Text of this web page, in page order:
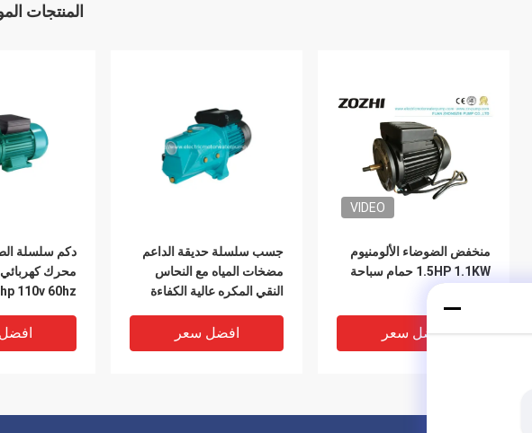
المنتجات
دكم سلسلة
محرك
جسب سلسلة حديقة الداعم
مضخات المياه مع النحاس
النقي المكره عالية الكفاءة
افضل سعر
VIDEO
منخفض الضوضاء الألومنيوم
1.5HP 1.1KW حمام سباحة
افضل سعر